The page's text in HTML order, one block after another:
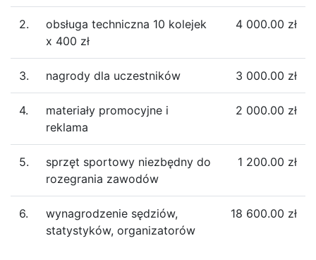
2.
obsługa techniczna 10 kolejek
x 400 zł
4 000.00 zł
3. nagrody dla uczestników 3 000.00 zł
4.
materiały promocyjne i
reklama
2 000.00 zł
5.
sprzęt sportowy niezbędny do
rozegrania zawodów
1 200.00 zł
6.
wynagrodzenie sędziów,
statystyków, organizatorów
18 600.00 zł